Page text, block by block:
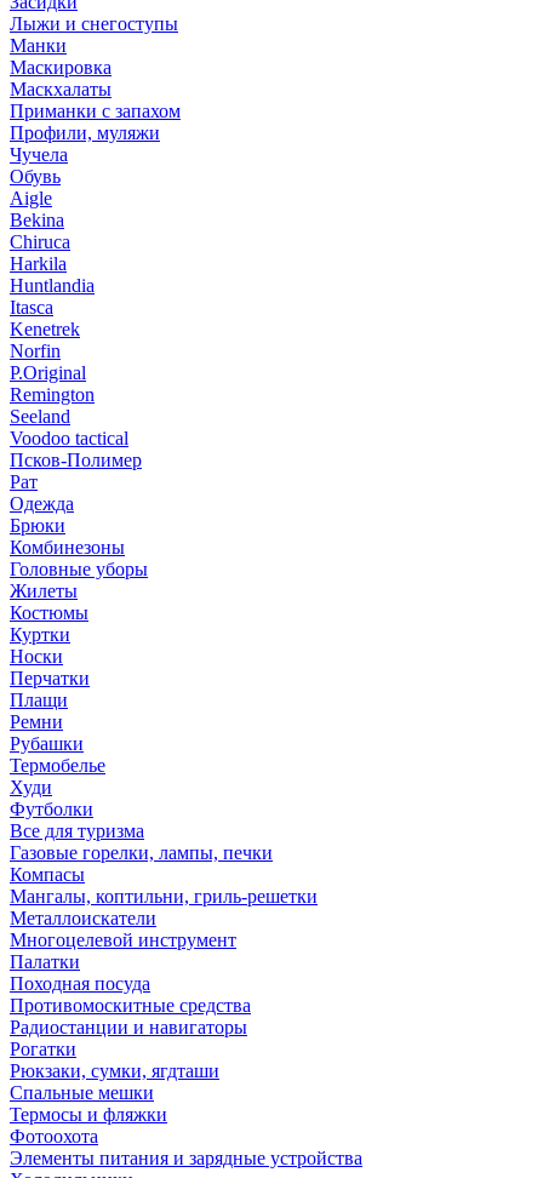
Лыжи и снегоступы
Манки
Маскировка
Маскхалаты
Приманки с запахом
Профили, муляжи
Чучела
Обувь
Aigle
Bekina
Chiruсa
Harkila
Huntlandia
Itasca
Kenetrek
Norfin
P.Original
Remington
Seeland
Voodoo tactical
Псков-Полимер
Рат
Одежда
Брюки
Комбинезоны
Головные уборы
Жилеты
Костюмы
Куртки
Носки
Перчатки
Плащи
Ремни
Рубашки
Термобелье
Худи
Футболки
Все для туризма
Газовые горелки, лампы, печки
Компасы
Мангалы, коптильни, гриль-решетки
Металлоискатели
Многоцелевой инструмент
Палатки
Походная посуда
Противомоскитные средства
Радиостанции и навигаторы
Рогатки
Рюкзаки, сумки, ягдташи
Спальные мешки
Термосы и фляжки
Фотоохота
Элементы питания и зарядные устройства